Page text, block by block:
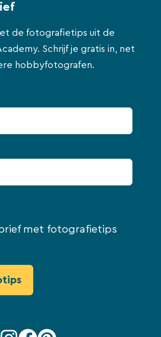
de fotografietips uit de
Schrijf je gratis in, net
hobbyfotografen.
met fotografietips